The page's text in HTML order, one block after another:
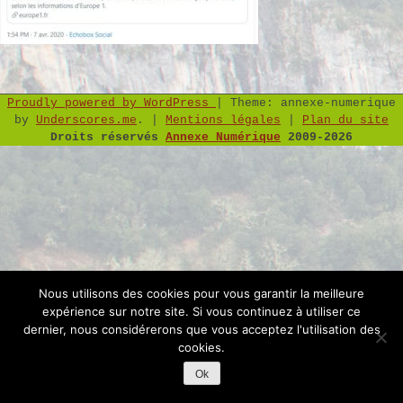
Proudly powered by WordPress
Theme: annexe-numerique
by Underscores.me . Mentions légales
Plan du site
Droits réservés Annexe Numérique 2009-2026
Nous utilisons des cookies pour vous garantir la meilleure
expérience sur notre site. Si vous continuez à utiliser ce
dernier, nous considérerons que vous acceptez l'utilisation des
cookies.
Ok